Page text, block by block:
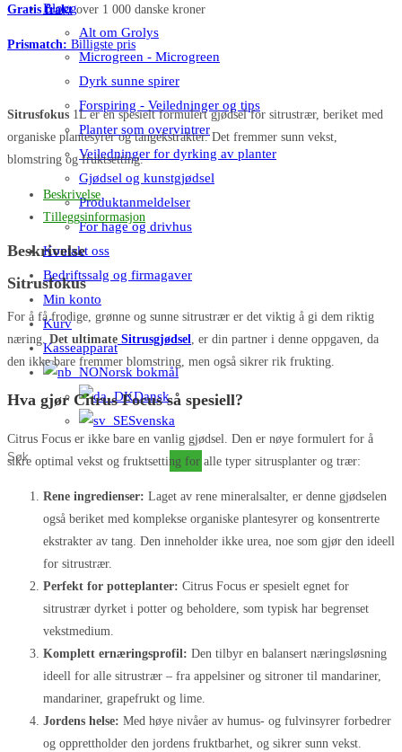
Blogg
Alt om Grolys
Microgreen - Microgreen
Dyrk sunne spirer
Forspiring - Veiledninger og tips
Planter som overvintrer
Veiledninger for dyrking av planter
Gjødsel og kunstgjødsel
Produktanmeldelser
For hage og drivhus
Kontakt oss
Bedriftssalg og firmagaver
Min konto
Kurv
Kasseapparat
Norsk bokmål
Dansk
Svenska
Søk
nettstedet
Gratis fraktover 1 000 danske kroner
Prismatch: Billigste pris
Sitrusfokus 1L er en spesielt formulert gjødsel for sitrustrær, beriket med
organiske plantesyrer og tangekstrakter. Det fremmer sunn vekst,
blomstring og fruktsetting.
Beskrivelse
Tilleggsinformasjon
Beskrivelse
Sitrusfokus
For å få frodige, grønne og sunne sitrustrær er det viktig å gi dem riktig
næring. Det ultimate Sitrusgjødsel, er din partner i denne oppgaven, da
den ikke bare fremmer blomstring, men også sikrer rik frukting.
Hva gjør Citrus Focus så spesiell?
Citrus Focus er ikke bare en vanlig gjødsel. Den er nøye formulert for å
sikre optimal vekst og fruktsetting for alle typer sitrusplanter og trær:
Rene ingredienser: Laget av rene mineralsalter, er denne gjødselen
også beriket med komplekse organiske plantesyrer og konsentrerte
ekstrakter av tang. Den inneholder ikke urea, noe som gjør den ideell
for sitrustrær.
Perfekt for potteplanter: Citrus Focus er spesielt egnet for
sitrustrær dyrket i potter og beholdere, som typisk har begrenset
vekstmedium.
Komplett ernæringsprofil: Den tilbyr en balansert næringsløsning
ideell for alle sitrustrær – fra appelsiner og sitroner til mandariner,
mandariner, grapefrukt og lime.
Jordens helse: Med høye nivåer av humus- og fulvinsyrer forbedrer
og opprettholder den jordens fruktbarhet, og sikrer sunn vekst.